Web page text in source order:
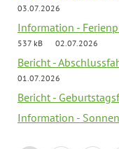
03.07.2026
Information -
537 kB
02.07.2026
Bericht -
01.07.2026
Bericht -
Information -